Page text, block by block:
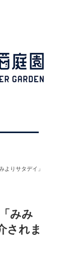
よりサタデイ」
みみ
されま